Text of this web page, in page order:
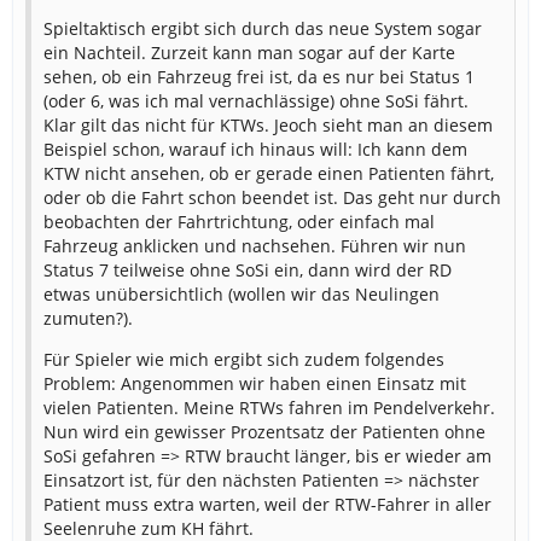
Spieltaktisch ergibt sich durch das neue System sogar
ein Nachteil. Zurzeit kann man sogar auf der Karte
sehen, ob ein Fahrzeug frei ist, da es nur bei Status 1
(oder 6, was ich mal vernachlässige) ohne SoSi fährt.
Klar gilt das nicht für KTWs. Jeoch sieht man an diesem
Beispiel schon, warauf ich hinaus will: Ich kann dem
KTW nicht ansehen, ob er gerade einen Patienten fährt,
oder ob die Fahrt schon beendet ist. Das geht nur durch
beobachten der Fahrtrichtung, oder einfach mal
Fahrzeug anklicken und nachsehen. Führen wir nun
Status 7 teilweise ohne SoSi ein, dann wird der RD
etwas unübersichtlich (wollen wir das Neulingen
zumuten?).
Für Spieler wie mich ergibt sich zudem folgendes
Problem: Angenommen wir haben einen Einsatz mit
vielen Patienten. Meine RTWs fahren im Pendelverkehr.
Nun wird ein gewisser Prozentsatz der Patienten ohne
SoSi gefahren => RTW braucht länger, bis er wieder am
Einsatzort ist, für den nächsten Patienten => nächster
Patient muss extra warten, weil der RTW-Fahrer in aller
Seelenruhe zum KH fährt.